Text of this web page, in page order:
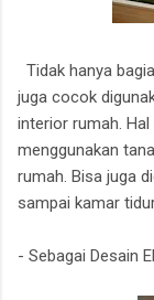
Tidak hanya
juga cocok
interior rumah.
menggunakan
rumah. Bisa juga
sampai kamar
- Sebagai Desain